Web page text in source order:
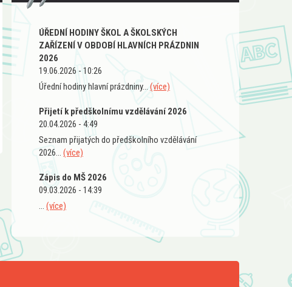
ÚŘEDNÍ HODINY ŠKOL A ŠKOLSKÝCH
ZAŘÍZENÍ V OBDOBÍ HLAVNÍCH PRÁZDNIN
2026
19.06.2026 - 10:26
Úřední hodiny hlavní prázdniny... (více)
Přijetí k předškolnímu vzdělávání 2026
20.04.2026 - 4:49
Seznam přijatých do předškolního vzdělávání
2026... (více)
Zápis do MŠ 2026
09.03.2026 - 14:39
... (více)